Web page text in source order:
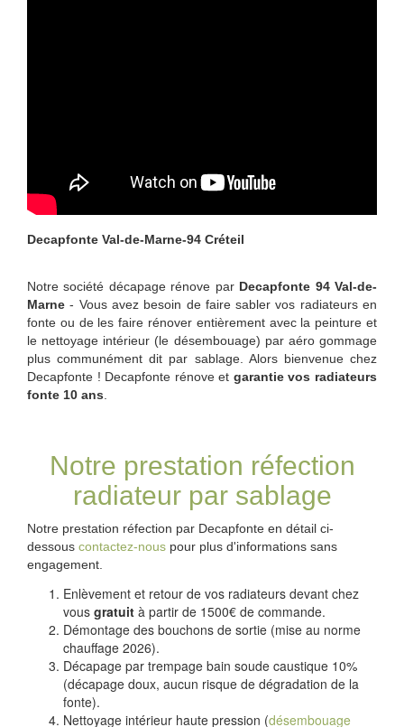
Decapfonte Val-de-Marne-94 Créteil
Notre société décapage rénove par Decapfonte 94 Val-de-
Marne - Vous avez besoin de faire sabler vos radiateurs en
fonte ou de les faire rénover entièrement avec la peinture et
le nettoyage intérieur (le désembouage) par aéro gommage
plus communément dit par sablage. Alors bienvenue chez
Decapfonte ! Decapfonte rénove et garantie vos radiateurs
fonte 10 ans
Notre prestation réfection
radiateur par sablage
Notre prestation réfection par Decapfonte en détail ci-
dessous contactez-nous pour plus d'informations sans
engagement.
Enlèvement et retour de vos radiateurs devant chez
vous gratuit à partir de 1500€ de commande.
Démontage des bouchons de sortie (mise au norme
chauffage 2026).
Décapage par trempage bain soude caustique 10%
(décapage doux, aucun risque de dégradation de la
fonte).
Nettoyage intérieur haute pression (désembouage